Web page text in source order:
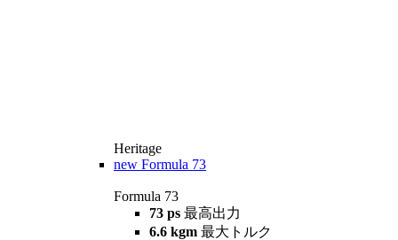
Heritage
new Formula 73
Formula 73
73 ps 最高出力
6.6 kgm 最大トルク